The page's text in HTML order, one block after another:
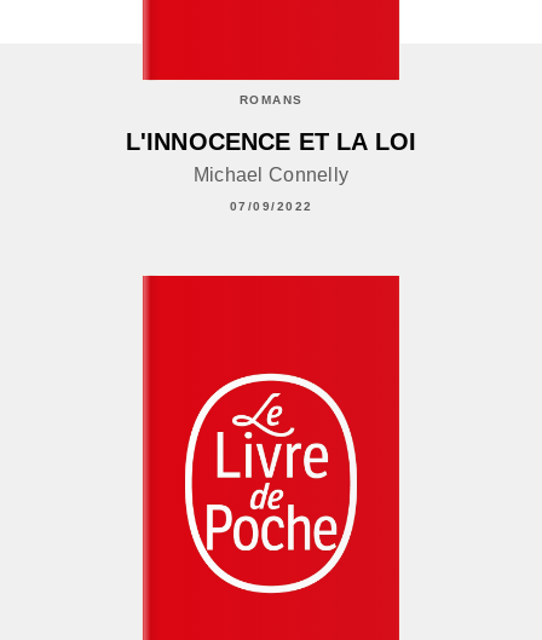
ROMANS
L'INNOCENCE ET LA LOI
Michael Connelly
07/09/2022